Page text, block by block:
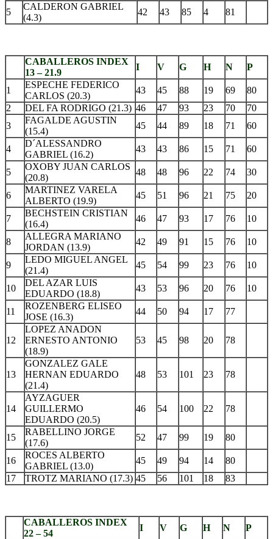
5
CALDERON GABRIEL
(4.3)
42 43 85 4 81
CABALLEROS INDEX
13 – 21.9
I V G H N P
1
ESPECHE FEDERICO
CARLOS (20.3)
43 45 88 19 69
80
2
DEL FA RODRIGO (21.3) 46 47 93 23 70
70
3
FAGALDE AGUSTIN
(15.4)
45 44 89 18 71 60
4
D´ALESSANDRO
GABRIEL (16.2)
43 43 86 15 71 60
5
OXOBY JUAN CARLOS
(20.8)
48 48 96 22 74 30
6
MARTINEZ VARELA
ALBERTO (19.9)
45 51 96 21 75 20
7
BECHSTEIN CRISTIAN
(16.4)
46 47 93 17 76 10
8
ALLEGRA MARIANO
JORDAN (13.9)
42 49 91 15 76 10
9
LEDO MIGUEL ANGEL
(21.4)
45 54 99 23 76 10
10
DEL AZAR LUIS
EDUARDO (18.8)
43 53 96 20 76 10
11
ROZENBERG ELISEO
JOSE (16.3)
44 50 94 17 77
12
LOPEZ ANADON
ERNESTO ANTONIO
(18.9)
53 45 98 20 78
13
GONZALEZ GALE
HERNAN EDUARDO
(21.4)
48 53 101 23 78
14
AYZAGUER
GUILLERMO
EDUARDO (20.5)
46 54 100 22 78
15
RABELLINO JORGE
(17.6)
52 47 99 19 80
16
ROCES ALBERTO
GABRIEL (13.0)
45 49 94 14
80
17
TROTZ MARIANO (17.3) 45 56 101 18 83
CABALLEROS INDEX
22 – 54
I V G H N P